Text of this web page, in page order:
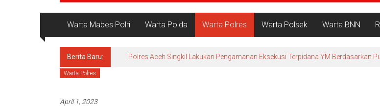
Warta Mabes Polri Warta Polda Warta Polres Warta Polsek Warta BNN
Berita Baru: Polres Aceh Singkil Lakukan Pengamanan Eksekusi Terpidana YM Berdasarkan
Warta Polres
April 1, 2023